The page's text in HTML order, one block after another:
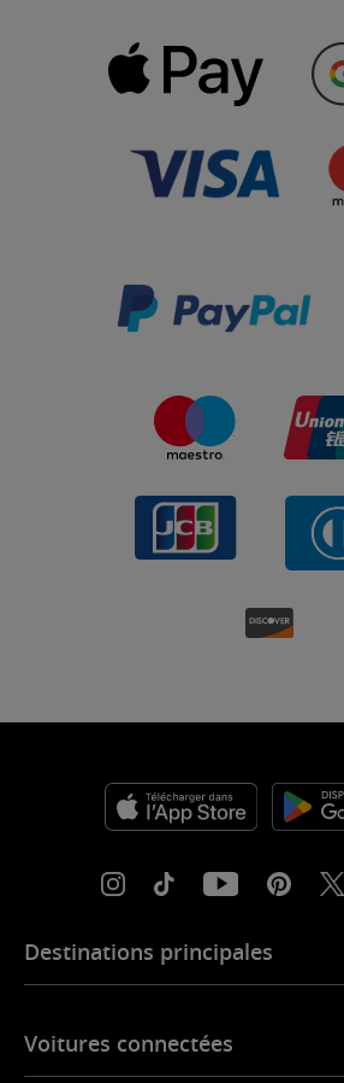
Destinations principales
eSIM pour l’Europe
Voitures connectées